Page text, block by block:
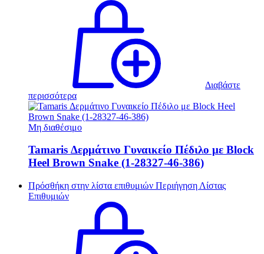
Διαβάστε
περισσότερα
Μη διαθέσιμο
Tamaris Δερμάτινο Γυναικείο Πέδιλο με Block
Heel Brown Snake (1-28327-46-386)
Πρόσθήκη στην λίστα επιθυμιών Περιήγηση Λίστας
Επιθυμιών